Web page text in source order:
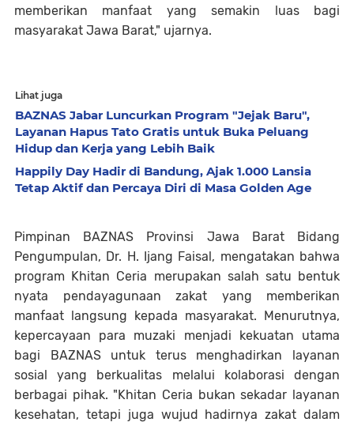
memberikan manfaat yang semakin luas bagi
masyarakat Jawa Barat," ujarnya.
Lihat juga
BAZNAS Jabar Luncurkan Program "Jejak Baru",
Layanan Hapus Tato Gratis untuk Buka Peluang
Hidup dan Kerja yang Lebih Baik
Happily Day Hadir di Bandung, Ajak 1.000 Lansia
Tetap Aktif dan Percaya Diri di Masa Golden Age
Pimpinan BAZNAS Provinsi Jawa Barat Bidang
Pengumpulan, Dr. H. Ijang Faisal, mengatakan bahwa
program Khitan Ceria merupakan salah satu bentuk
nyata pendayagunaan zakat yang memberikan
manfaat langsung kepada masyarakat. Menurutnya,
kepercayaan para muzaki menjadi kekuatan utama
bagi BAZNAS untuk terus menghadirkan layanan
sosial yang berkualitas melalui kolaborasi dengan
berbagai pihak. "Khitan Ceria bukan sekadar layanan
kesehatan, tetapi juga wujud hadirnya zakat dalam